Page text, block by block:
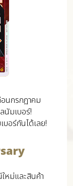
นกรกฏาคม
นัมเบอร์!
บอร์กันได้เลย!
หม่และสินค้า